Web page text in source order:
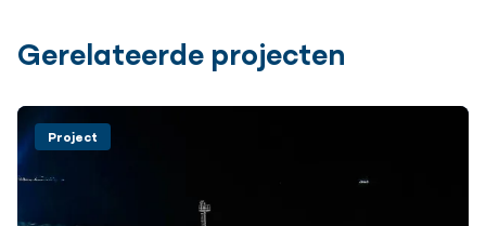
Gerelateerde projecten
Project